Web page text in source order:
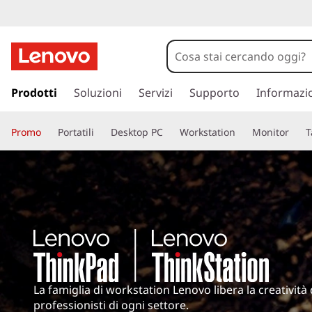
o
k
a
o
a
a
a
n
Prodotti Soluzioni Servizi Supporto
Promo Portatili Desktop PC Workstation Monitor
La famiglia di workstation Lenovo libera la creatività
professionisti di ogni settore.